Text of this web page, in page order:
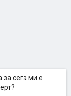
за сега ми е